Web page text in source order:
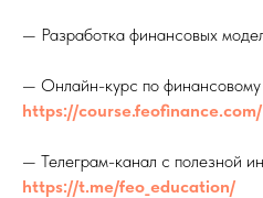
— Разработка финансовых
— Онлайн-курс по
https://course.feofinance.com/
— Телеграм-канал с полезной
https://t.me/feo_education/